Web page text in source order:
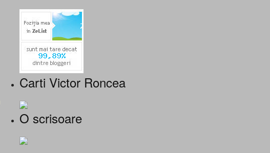
Carti Victor Roncea
O scrisoare